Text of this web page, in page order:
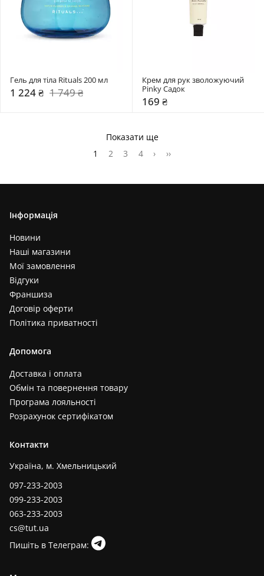
1 224 ₴ 1 749 ₴
Крем для рук зволожуючий
Pinky Садок
169 ₴
Показати ще
1
2 3 4 › ››
Інформація
Новини
Наші магазини
Мої замовлення
Відгуки
Франшиза
Договір оферти
Політика приватності
Допомога
Доставка і оплата
Обмін та повернення товару
Програма лояльності
Розрахунок сертифікатом
Контакти
Україна, м. Хмельницький
097-233-2003
099-233-2003
063-233-2003
cs@tut.ua
Пишіть в Телеграм: